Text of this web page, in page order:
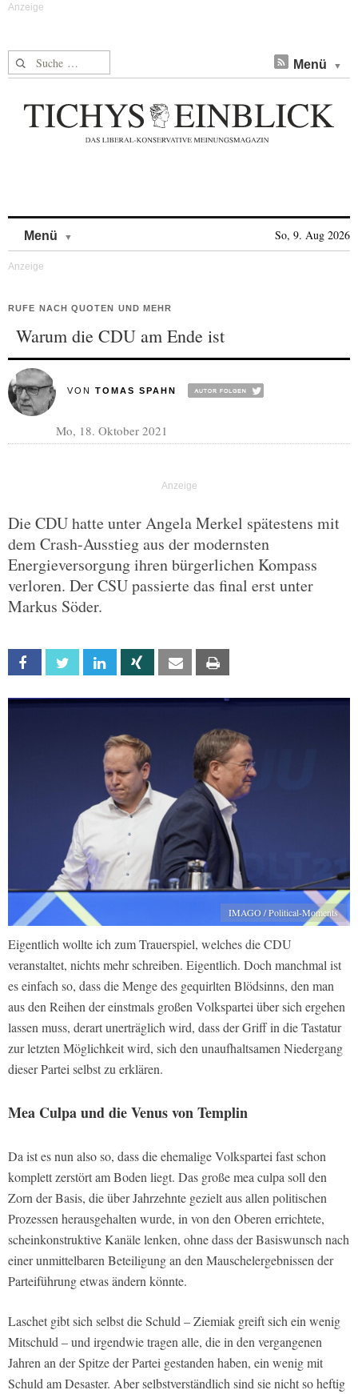
Suche nach: Menü
Menü So, 9. Aug 2026
RUFE NACH QUOTEN UND MEHR
Warum die CDU am Ende ist
VON TOMAS SPAHN
Mo, 18. Oktober 2021
Die CDU hatte unter Angela Merkel spätestens mit
dem Crash-Ausstieg aus der modernsten
Energieversorgung ihren bürgerlichen Kompass
verloren. Der CSU passierte das final erst unter
Markus Söder.
Facebook Twitter Linkedin Xing Email
IMAGO / Political-Moments
Eigentlich wollte ich zum Trauerspiel, welches die CDU
veranstaltet, nichts mehr schreiben. Eigentlich. Doch manchmal ist
es einfach so, dass die Menge des gequirlten Blödsinns, den man
aus den Reihen der einstmals großen Volkspartei über sich ergehen
lassen muss, derart unerträglich wird, dass der Griff in die Tastatur
zur letzten Möglichkeit wird, sich den unaufhaltsamen Niedergang
dieser Partei selbst zu erklären.
Mea Culpa und die Venus von Templin
Da ist es nun also so, dass die ehemalige Volkspartei fast schon
komplett zerstört am Boden liegt. Das große mea culpa soll den
Zorn der Basis, die über Jahrzehnte gezielt aus allen politischen
Prozessen herausgehalten wurde, in von den Oberen errichtete,
scheinkonstruktive Kanäle lenken, ohne dass der Basiswunsch nach
einer unmittelbaren Beteiligung an den Mauschelergebnissen der
Parteiführung etwas ändern könnte.
Laschet gibt sich selbst die Schuld – Ziemiak greift sich ein wenig
Mitschuld – und irgendwie tragen alle, die in den vergangenen
Jahren an der Spitze der Partei gestanden haben, ein wenig mit
Schuld am Desaster. Aber selbstverständlich sind sie nicht so heftig